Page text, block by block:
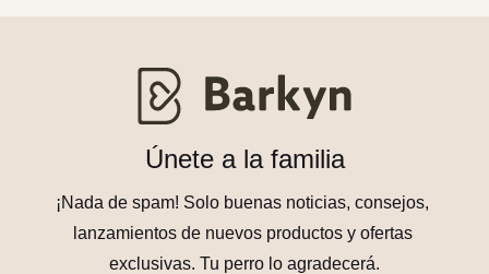
Únete a la familia
¡Nada de spam! Solo buenas noticias, consejos,
lanzamientos de nuevos productos y ofertas
exclusivas. Tu perro lo agradecerá.